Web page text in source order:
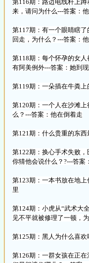
第116期：路边电线杆上
来，请问为什么---答案：
第117期：有一个眼睛瞎
回走，为什么？---答案：
第118期：每个怀孕的女
有阿美例外---答案：她到
第119期：一朵插在牛粪
第120期：一个人在沙滩
么？---答案：他在倒着走
第121期：什么贵重的东
第122期：换心手术失败
你猜他会说什么？?---答案
第123期：一本书放在地
里
第124期：小虎从“武术大
见不平就被修理了一顿，
第125期：黑人为什么喜
第126期：一群女孩在正